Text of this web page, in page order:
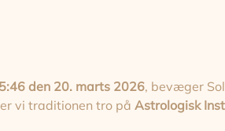
den 20. marts 2026, bevæger
vi traditionen tro på Astrologisk